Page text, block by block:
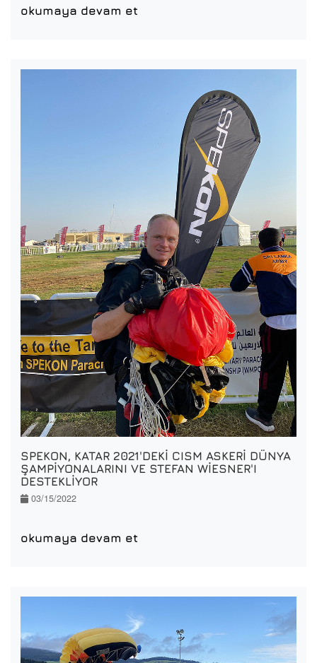
okumaya devam et
SPEKON, KATAR 2021'DEKI CISM ASKERI DÜNYA
ŞAMPIYONALARINI VE STEFAN WIESNER'I
DESTEKLIYOR
03/15/2022
okumaya devam et